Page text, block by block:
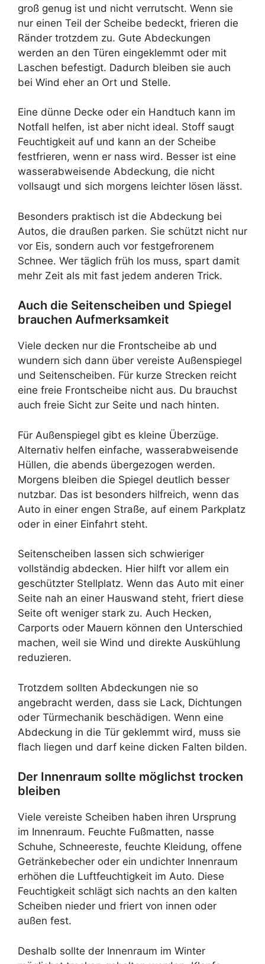
groß genug ist und nicht verrutscht. Wenn sie
nur einen Teil der Scheibe bedeckt, frieren die
Ränder trotzdem zu. Gute Abdeckungen
werden an den Türen eingeklemmt oder mit
Laschen befestigt. Dadurch bleiben sie auch
bei Wind eher an Ort und Stelle.
Eine dünne Decke oder ein Handtuch kann im
Notfall helfen, ist aber nicht ideal. Stoff saugt
Feuchtigkeit auf und kann an der Scheibe
festfrieren, wenn er nass wird. Besser ist eine
wasserabweisende Abdeckung, die nicht
vollsaugt und sich morgens leichter lösen lässt.
Besonders praktisch ist die Abdeckung bei
Autos, die draußen parken. Sie schützt nicht nur
vor Eis, sondern auch vor festgefrorenem
Schnee. Wer täglich früh los muss, spart damit
mehr Zeit als mit fast jedem anderen Trick.
Auch die Seitenscheiben und Spiegel
brauchen Aufmerksamkeit
Viele decken nur die Frontscheibe ab und
wundern sich dann über vereiste Außenspiegel
und Seitenscheiben. Für kurze Strecken reicht
eine freie Frontscheibe nicht aus. Du brauchst
auch freie Sicht zur Seite und nach hinten.
Für Außenspiegel gibt es kleine Überzüge.
Alternativ helfen einfache, wasserabweisende
Hüllen, die abends übergezogen werden.
Morgens bleiben die Spiegel deutlich besser
nutzbar. Das ist besonders hilfreich, wenn das
Auto in einer engen Straße, auf einem Parkplatz
oder in einer Einfahrt steht.
Seitenscheiben lassen sich schwieriger
vollständig abdecken. Hier hilft vor allem ein
geschützter Stellplatz. Wenn das Auto mit einer
Seite nah an einer Hauswand steht, friert diese
Seite oft weniger stark zu. Auch Hecken,
Carports oder Mauern können den Unterschied
machen, weil sie Wind und direkte Auskühlung
reduzieren.
Trotzdem sollten Abdeckungen nie so
angebracht werden, dass sie Lack, Dichtungen
oder Türmechanik beschädigen. Wenn eine
Abdeckung in die Tür geklemmt wird, muss sie
flach liegen und darf keine dicken Falten bilden.
Der Innenraum sollte möglichst trocken
bleiben
Viele vereiste Scheiben haben ihren Ursprung
im Innenraum. Feuchte Fußmatten, nasse
Schuhe, Schneereste, feuchte Kleidung, offene
Getränkebecher oder ein undichter Innenraum
erhöhen die Luftfeuchtigkeit im Auto. Diese
Feuchtigkeit schlägt sich nachts an den kalten
Scheiben nieder und friert von innen oder
außen fest.
Deshalb sollte der Innenraum im Winter